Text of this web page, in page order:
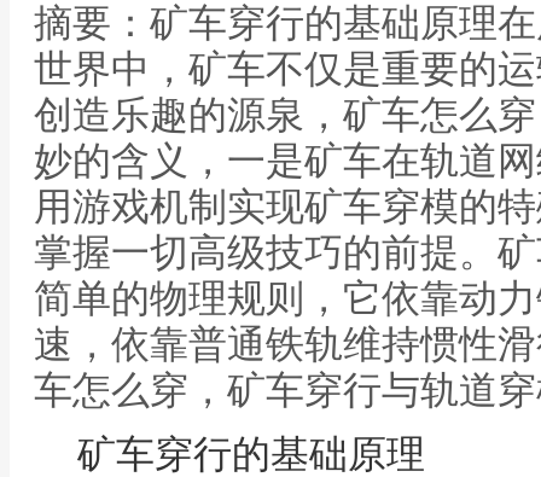
摘要：矿车穿行的基础原理
世界中，矿车不仅是重要的
创造乐趣的源泉，矿车怎么
妙的含义，一是矿车在轨道
用游戏机制实现矿车穿模的
掌握一切高级技巧的前提。
简单的物理规则，它依靠动
速，依靠普通铁轨维持惯性
车怎么穿，矿车穿行与轨道
矿车穿行的基础原理